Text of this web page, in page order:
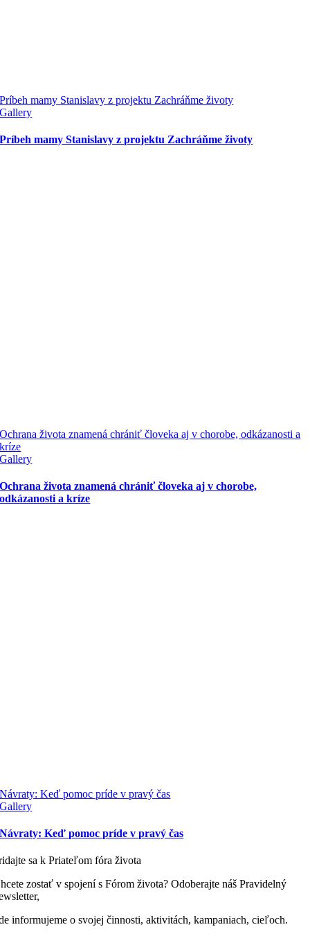
Príbeh mamy Stanislavy z projektu Zachráňme životy
Gallery
Príbeh mamy Stanislavy z projektu Zachráňme životy
Ochrana života znamená chrániť človeka aj v chorobe, odkázanosti a
kríze
Gallery
Ochrana života znamená chrániť človeka aj v chorobe,
odkázanosti a kríze
Návraty: Keď pomoc príde v pravý čas
Gallery
Návraty: Keď pomoc príde v pravý čas
sa k Priateľom fóra života
zostať v spojení s Fórom života? Odoberajte náš Pravidelný
informujeme o svojej činnosti, aktivitách, kampaniach, cieľoch.